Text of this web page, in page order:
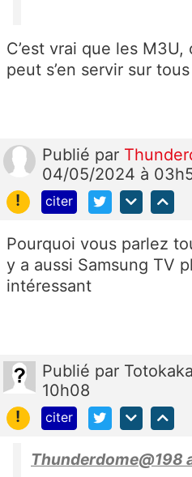
C’est vrai que les
peut s’en servir sur
Publié par
04/05/2024 à
!
citer
Pourquoi vous parlez
y a aussi Samsung TV
intéressant
Publié par Totokaka
10h08
!
citer
Thunderdome@198